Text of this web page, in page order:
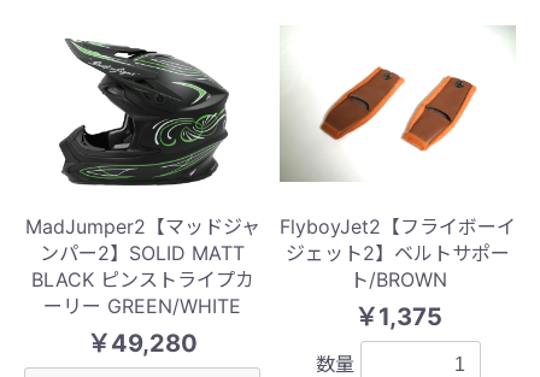
MadJumper2【マッドジャ
ンパー2】SOLID MATT
BLACK ピンストライプカ
ーリー GREEN/WHITE
￥49,280
FlyboyJet2【フライボーイ
ジェット2】ベルトサポー
ト/BROWN
￥1,375
数量